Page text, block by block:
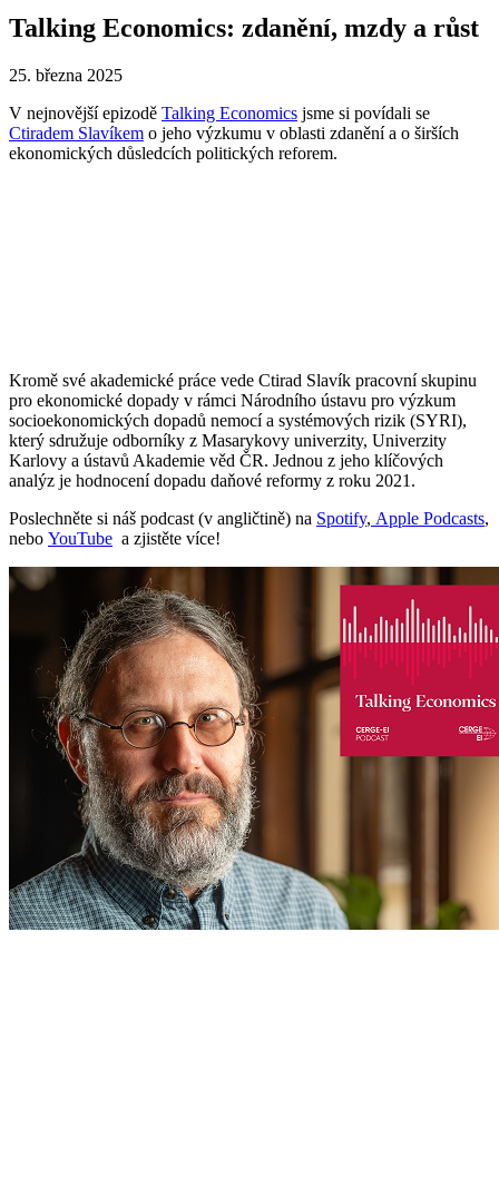
Talking Economics: zdanění, mzdy a růst
25. března 2025
V nejnovější epizodě Talking Economics jsme si povídali se
Ctiradem Slavíkem o jeho výzkumu v oblasti zdanění a o širších
ekonomických důsledcích politických reforem.
Kromě své akademické práce vede Ctirad Slavík pracovní skupinu
pro ekonomické dopady v rámci Národního ústavu pro výzkum
socioekonomických dopadů nemocí a systémových rizik (SYRI),
který sdružuje odborníky z Masarykovy univerzity, Univerzity
Karlovy a ústavů Akademie věd ČR. Jednou z jeho klíčových
analýz je hodnocení dopadu daňové reformy z roku 2021.
Poslechněte si náš podcast (v angličtině) na Spotify, Apple Podcasts,
nebo YouTube a zjistěte více!